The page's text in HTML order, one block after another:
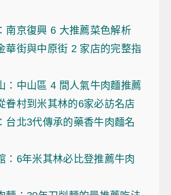
南京復興 6 大推薦菜色解析
華街與中原街 2 家店的完整指
：中山區 4 間人氣牛肉麵推薦
眷村到米其林的6家必訪名店
台北3代傳承的藥香牛肉麵名
：6年米其林必比登推薦牛肉